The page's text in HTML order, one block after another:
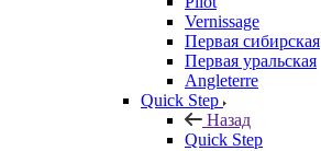
Vernissage
Первая сибирская
Первая уральская
Angleterre
Quick Step
Назад
Quick Step